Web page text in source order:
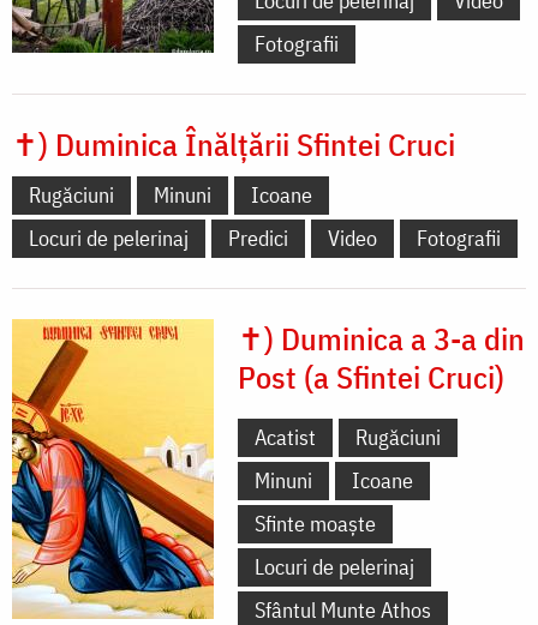
Fotografii
✝) Duminica Înălțării Sfintei Cruci
Rugăciuni Minuni
Icoane
Locuri de pelerinaj
Predici Video Fotografii
✝) Duminica a 3-a din
Post (a Sfintei Cruci)
Acatist
Rugăciuni
Minuni
Icoane
Sfinte moaște
Locuri de pelerinaj
Sfântul Munte Athos